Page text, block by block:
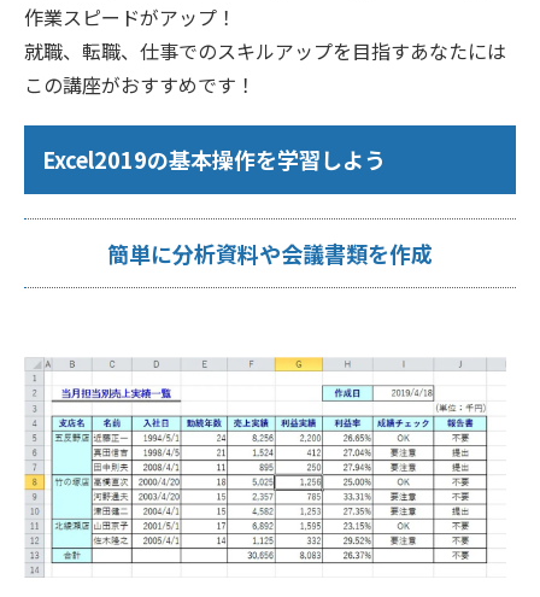
作業スピードがアップ！
就職、転職、仕事でのスキルアップを目指すあなたには
この講座がおすすめです！
Excel2019の基本操作を学習しよう
簡単に分析資料や会議書類を作成